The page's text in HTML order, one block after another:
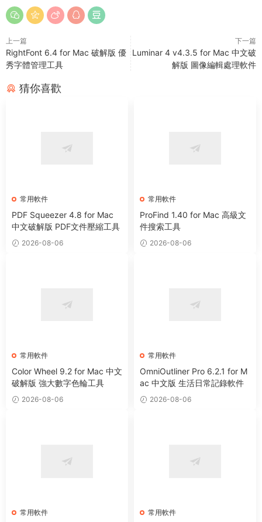
上一篇
RightFont 6.4 for Mac 破解版 優
秀字體管理工具
下一篇
Luminar 4 v4.3.5 for Mac 中文破
解版 圖像編輯處理軟件
猜你喜歡
常用軟件
PDF Squeezer 4.8 for Mac
中文破解版 PDF文件壓縮工具
2026-08-06
常用軟件
ProFind 1.40 for Mac 高級文
件搜索工具
2026-08-06
常用軟件
Color Wheel 9.2 for Mac 中文
破解版 強大數字色輪工具
2026-08-06
常用軟件
OmniOutliner Pro 6.2.1 for M
ac 中文版 生活日常記錄軟件
2026-08-06
常用軟件 常用軟件